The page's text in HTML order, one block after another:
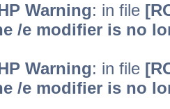
Warning: in file
/e modifier is no
Warning: in file
/e modifier is no